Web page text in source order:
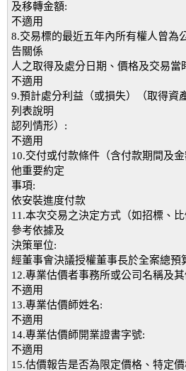
及移轉金額:
不適用
8.交易標的最近五年內所有權人曾為
告關係
人之取得及處分日期、價格及交易當
不適用
9.預計處分利益（或損失）（取得資
列表說明
認列情形）:
不適用
10.交付或付款條件（含付款期間及
他重要約定
事項:
依安裝進度付款
11.本次交易之決定方式（如招標、
參考依據及
決策單位:
經董事會決議授權董事長於全案總預
12.專業估價者事務所或公司名稱及
不適用
13.專業估價師姓名:
不適用
14.專業估價師開業證書字號:
不適用
15.估價報告是否為限定價格、特定